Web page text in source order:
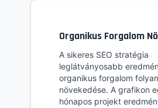
Organikus Forgalom
A sikeres SEO stratégia
leglátványosabb
organikus forgalom
növekedése. A grafikon
hónapos projekt